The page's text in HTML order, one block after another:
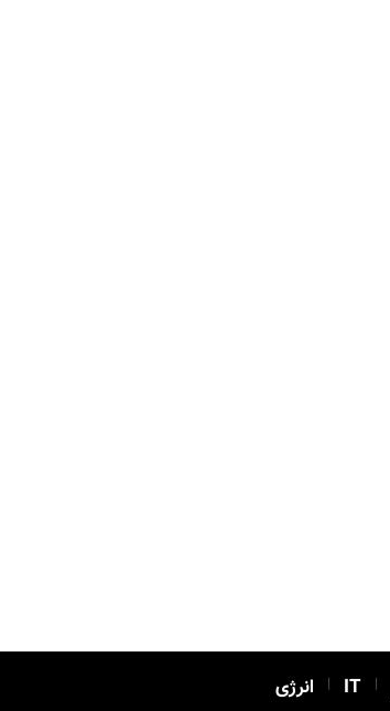
|
IT
| انرژی